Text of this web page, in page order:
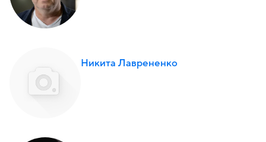
Никита Лаврененко